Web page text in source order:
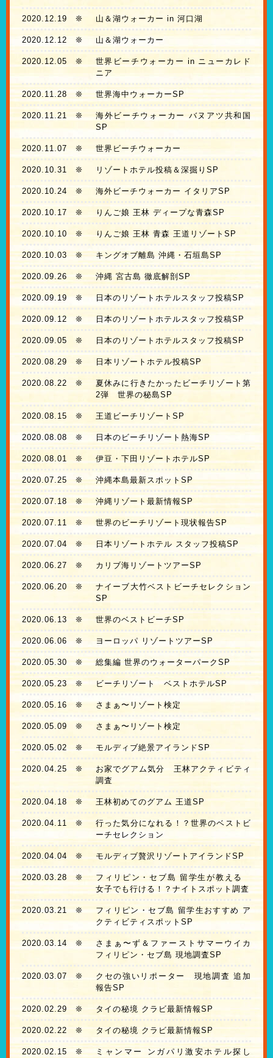
2020.12.19 ❊ 山＆湖ウォーカー in 河口湖
2020.12.12 ❊ 山＆湖ウォーカー
2020.12.05 ❊
世界ビーチウォーカー in ニューカレド
ニア
2020.11.28 ❊ 世界海中ウォーカーSP
2020.11.21 ❊
海外ビーチウォーカー バヌアツ共和国
SP
2020.11.07 ❊ 世界ビーチウォーカー
2020.10.31 ❊ リゾートホテル投稿＆深掘りSP
2020.10.24 ❊ 海外ビーチウォーカー イタリアSP
2020.10.17 ❊ りんご娘 王林 ディープな青森SP
2020.10.10 ❊ りんご娘 王林 青森 王道リゾートSP
2020.10.03❊ キングオブ離島 沖縄・石垣島SP
2020.09.26❊ 沖縄 宮古島 徹底解剖SP
2020.09.19 ❊ 日本のリゾートホテルスタッフ投稿SP
2020.09.12 ❊ 日本のリゾートホテルスタッフ投稿SP
2020.09.05 ❊ 日本のリゾートホテルスタッフ投稿SP
2020.08.29 ❊ 日本リゾートホテル投稿SP
2020.08.22 ❊
夏休みに行きたかったビーチリゾート第
2弾 世界の秘島SP
2020.08.15 ❊ 王道ビーチリゾートSP
2020.08.08 ❊ 日本のビーチリゾート熱海SP
2020.08.01 ❊ 伊豆・下田リゾートホテルSP
2020.07.25❊ 沖縄本島最新スポットSP
2020.07.18❊ 沖縄リゾート最新情報SP
2020.07.11 ❊ 世界のビーチリゾート現状報告SP
2020.07.04 ❊ 日本リゾートホテル スタッフ投稿SP
2020.06.27 ❊ カリブ海リゾートツアーSP
2020.06.20 ❊
ナイーブ大竹ベストビーチセレクション
SP
2020.06.13 ❊ 世界のベストビーチSP
2020.06.06 ❊ ヨーロッパ リゾートツアーSP
2020.05.30 ❊ 総集編 世界のウォーターパークSP
2020.05.23❊ ビーチリゾート ベストホテルSP
2020.05.16 ❊ さまぁ〜リゾート検定
2020.05.09 ❊ さまぁ〜リゾート検定
2020.05.02❊ モルディブ絶景アイランドSP
2020.04.25 ❊
お家でグアム気分 王林アクティビティ
調査
2020.04.18❊ 王林初めてのグアム 王道SP
2020.04.11❊
行った気分になれる！？世界のベストビ
ーチセレクション
2020.04.04 ❊ モルディブ贅沢リゾートアイランドSP
2020.03.28❊
フィリピン・セブ島 留学生が教える
女子でも行ける！？ナイトスポット調査
2020.03.21 ❊
フィリピン・セブ島 留学生おすすめ ア
クティビティスポットSP
2020.03.14 ❊
さまぁ〜ず＆ファーストサマーウイカ
フィリピン・セブ島 現地調査SP
2020.03.07 ❊
クセの強いリポーター 現地調査 追加
報告SP
2020.02.29 ❊ タイの秘境 クラビ最新情報SP
2020.02.22 ❊ タイの秘境 クラビ最新情報SP
2020.02.15 ❊
ミャンマー ンガパリ激安ホテル探し